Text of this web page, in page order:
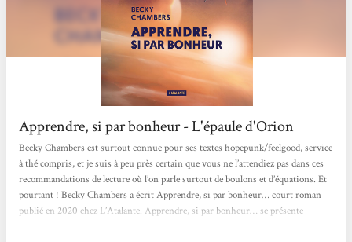
Apprendre, si par bonheur - L'épaule d'Orion
Becky Chambers est surtout connue pour ses textes hopepunk/feelgood, service
à thé compris, et je suis à peu près certain que vous ne l’attendiez pas dans ces
recommandations de lecture où l’on parle surtout de boulons et d’équations. Et
pourtant ! Becky Chambers a écrit Apprendre, si par bonheur… court roman
publié en 2020 chez L’Atalante. Apprendre, si par bonheur… se présente